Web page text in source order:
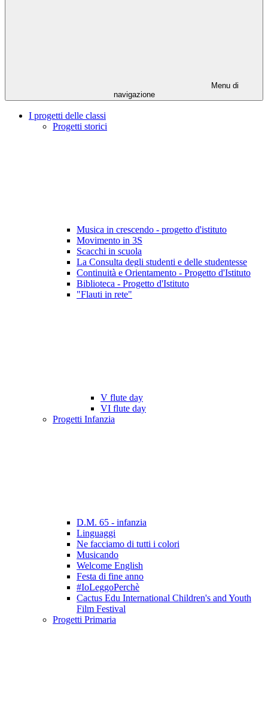
Menu di
navigazione
I progetti delle classi
Progetti storici
Musica in crescendo - progetto d'istituto
Movimento in 3S
Scacchi in scuola
La Consulta degli studenti e delle studentesse
Continuità e Orientamento - Progetto d'Istituto
Biblioteca - Progetto d'Istituto
"Flauti in rete"
V flute day
VI flute day
Progetti Infanzia
D.M. 65 - infanzia
Linguaggi
Ne facciamo di tutti i colori
Musicando
Welcome English
Festa di fine anno
#IoLeggoPerchè
Cactus Edu International Children's and Youth
Film Festival
Progetti Primaria